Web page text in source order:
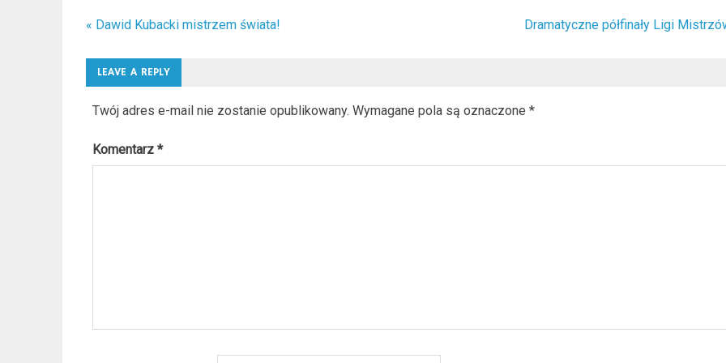
Nawigacja
wpisu
« Dawid Kubacki mistrzem świata! Dramatyczne półfinały Ligi
LEAVE A REPLY
Twój adres e-mail nie zostanie opublikowany. Wymagane pola są oznaczone *
Komentarz *